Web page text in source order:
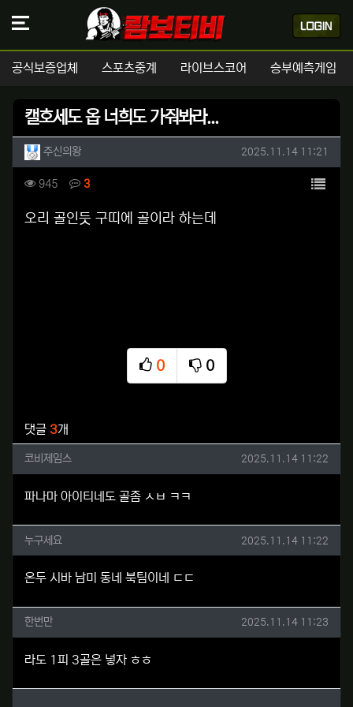
공식보증업체 스포츠중계 라이브스코어 승부예측게임
캘호세도 옵 너희도 가줘봐라...
작성자 정보
주신의왕작성 작성일
2025.11.14 11:21
컨텐츠 정보
945조회 3댓글 목록
본문
오리 골인듯 구띠에 골이라 하는데
0
추천
0
비추천
댓글 3개
코비제임스님의 댓글
코비제임스 작성일
2025.11.14 11:22
파나마 아이티네도 골좀 ㅅㅂ ㅋㅋ
누구세요님의 댓글
누구세요 작성일
2025.11.14 11:22
온두 시바 남미 동네 북팀이네 ㄷㄷ
한번만님의 댓글
한번만 작성일
2025.11.14 11:23
라도 1피 3골은 넣자 ㅎㅎ